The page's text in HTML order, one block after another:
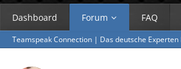
Dashboard Forum FAQ
Teamspeak Connection | Das deutsche Experten